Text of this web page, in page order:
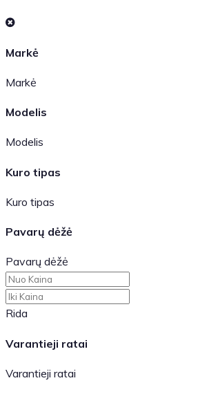
Markė
Markė
Modelis
Modelis
Kuro tipas
Kuro tipas
Pavarų dėžė
Pavarų dėžė
Rida
Varantieji ratai
Varantieji ratai